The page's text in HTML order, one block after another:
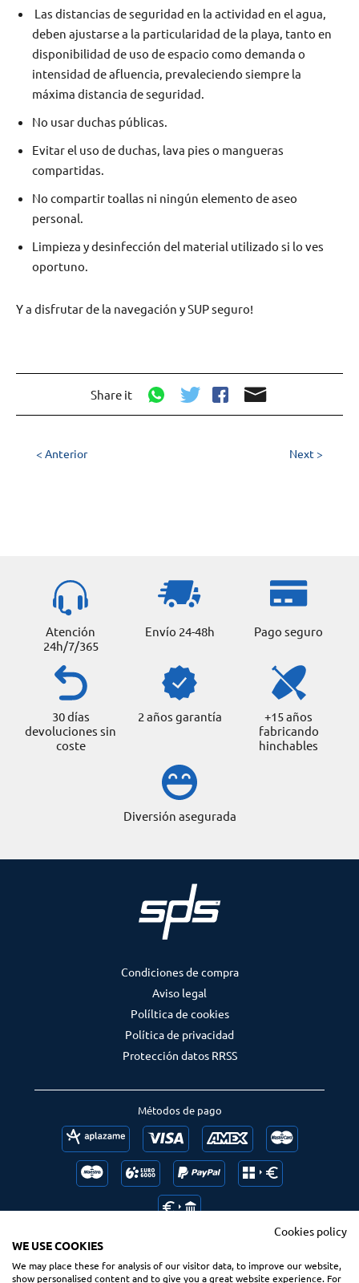
Las distancias de seguridad en la actividad en el agua,
deben ajustarse a la particularidad de la playa, tanto en
disponibilidad de uso de espacio como demanda o
intensidad de afluencia, prevaleciendo siempre la
máxima distancia de seguridad.
No usar duchas públicas.
Evitar el uso de duchas, lava pies o mangueras
compartidas.
No compartir toallas ni ningún elemento de aseo
personal.
Limpieza y desinfección del material utilizado si lo ves
oportuno.
Y a disfrutar de la navegación y SUP seguro!
Share it
< Anterior Next >
Atención
24h/7/365
Envío 24-48h Pago seguro
30 días
devoluciones sin
coste
2 años garantía
+15 años
fabricando
hinchables
Diversión asegurada
Métodos de pago
Follow us Ranking us
Condiciones de compra
Aviso legal
Políltica de cookies
Política de privacidad
Protección datos RRSS
Cookies policy
WE USE COOKIES
We may place these for analysis of our visitor data, to improve our website,
show personalised content and to give you a great website experience. For